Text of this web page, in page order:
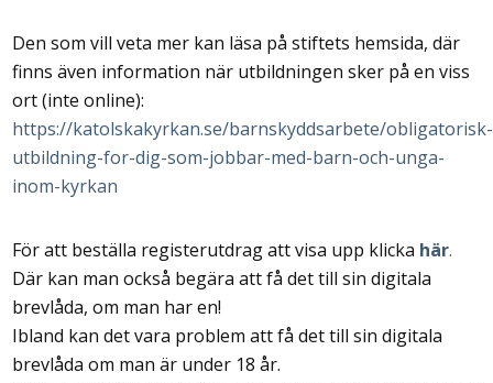
Den som vill veta mer kan läsa på stiftets hemsida, där
finns även information när utbildningen sker på en viss
ort (inte online):
https://katolskakyrkan.se/barnskyddsarbete/obligatorisk-
utbildning-for-dig-som-jobbar-med-barn-och-unga-
inom-kyrkan
För att beställa registerutdrag att visa upp klicka här.
Där kan man också begära att få det till sin digitala
brevlåda, om man har en!
Ibland kan det vara problem att få det till sin digitala
brevlåda om man är under 18 år.